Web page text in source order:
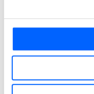
Instagram
Om NCC